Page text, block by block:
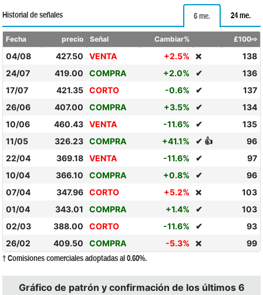
Historial de señales 6 me. 24 me.
Fecha precio Señal Cambiar% £100⇨
04/08 427.50 VENTA +2.5% ❌
138
24/07
419.00 COMPRA +2.0% ✔
136
17/07
421.35 CORTO -0.6% ✔
137
26/06
407.00 COMPRA +3.5% ✔
134
10/06
460.43 VENTA -11.6% ✔
135
11/05
326.23 COMPRA +41.1% ✔ 👍
96
22/04
369.18 VENTA -11.6% ✔
97
10/04
366.10 COMPRA +0.8% ✔
96
07/04
347.96 CORTO +5.2% ❌
103
01/04
343.01 COMPRA +1.4% ✔
103
02/03
388.00 CORTO -11.6% ✔
93
26/02
409.50 COMPRA -5.3% ❌ 99
† Comisiones comerciales adoptadas al 0.60%.
Gráfico de patrón y confirmación de los últimos 6